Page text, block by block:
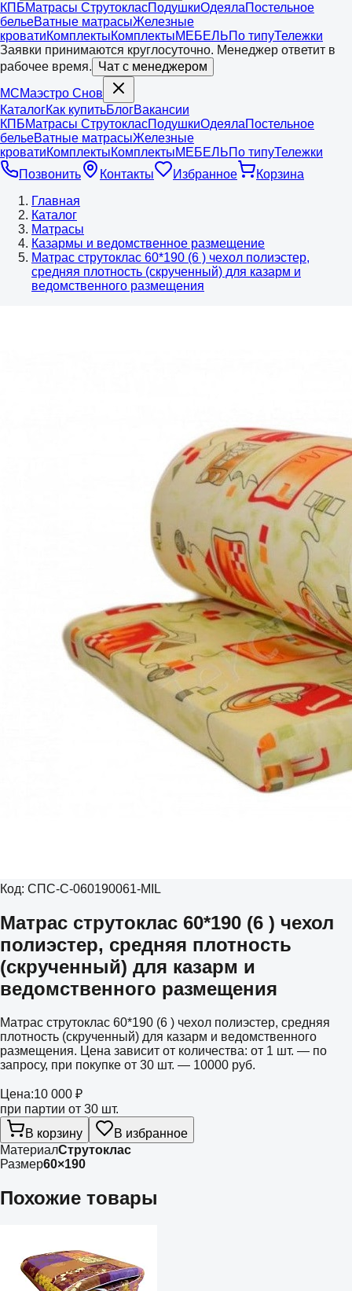
КПБМатрасы СтрутокласПодушкиОдеялаПостельное
бельеВатные матрасыЖелезные
кроватиКомплектыКомплектыМЕБЕЛЬПо типуТележки
Заявки принимаются круглосуточно. Менеджер ответит в
рабочее время. Чат с менеджером
МСМаэстро Снов
КаталогКак купитьБлогВакансии
КПБМатрасы СтрутокласПодушкиОдеялаПостельное
бельеВатные матрасыЖелезные
кроватиКомплектыКомплектыМЕБЕЛЬПо типуТележки
Позвонить
Контакты Избранное
Корзина
Главная
Каталог
Матрасы
Казармы и ведомственное размещение
Матрас струтоклас 60*190 (6 ) чехол полиэстер,
средняя плотность (скрученный) для казарм и
ведомственного размещения
Код: СПС-С-060190061-MIL
Матрас струтоклас 60*190 (6 ) чехол
полиэстер, средняя плотность
(скрученный) для казарм и
ведомственного размещения
Матрас струтоклас 60*190 (6 ) чехол полиэстер, средняя
плотность (скрученный) для казарм и ведомственного
размещения. Цена зависит от количества: от 1 шт. — по
запросу, при покупке от 30 шт. — 10000 руб.
Цена:10 000 ₽
при партии от 30 шт.
В корзину
В избранное
МатериалСтрутоклас
Размер60×190
Похожие товары